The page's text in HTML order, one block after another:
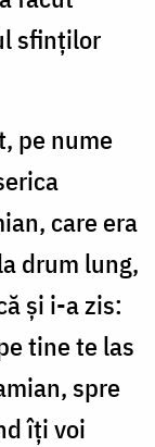
sfinților
pe nume
care era
drum lung,
și i-a zis:
tine te las
spre
îți voi